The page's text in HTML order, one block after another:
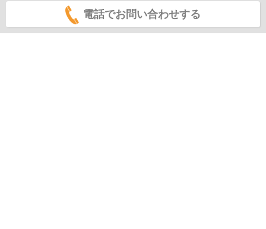
電話でお問い合わせする